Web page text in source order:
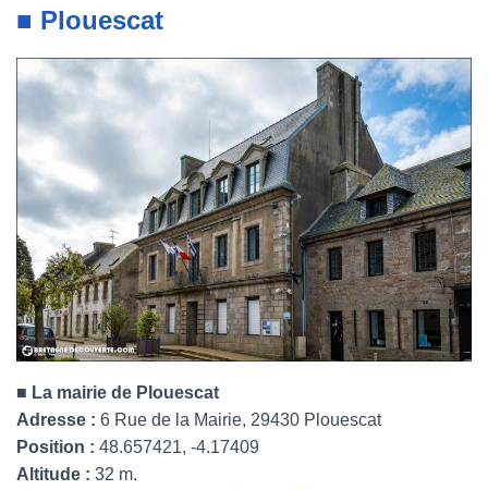
■ Plouescat
■ La mairie de Plouescat
Adresse : 6 Rue de la Mairie, 29430 Plouescat
Position : 48.657421, -4.17409
Altitude : 32 m.